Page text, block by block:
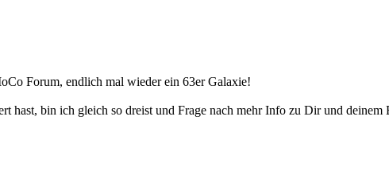
Forum, endlich mal wieder ein 63er Galaxie!
hast, bin ich gleich so dreist und Frage nach mehr Info zu Dir und deinem